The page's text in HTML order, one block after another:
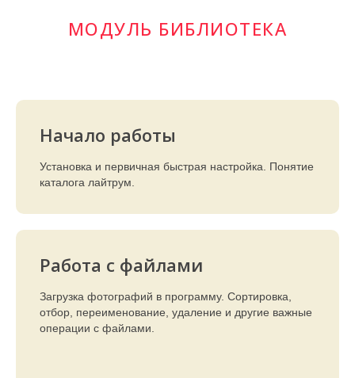
МОДУЛЬ БИБЛИОТЕКА
Начало работы
Установка и первичная быстрая настройка. Понятие
каталога лайтрум.
Работа с файлами
Загрузка фотографий в программу. Сортировка,
отбор, переименование, удаление и другие важные
операции с файлами.